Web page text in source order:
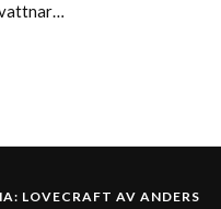
vattnar…
LOVECRAFT AV ANDERS